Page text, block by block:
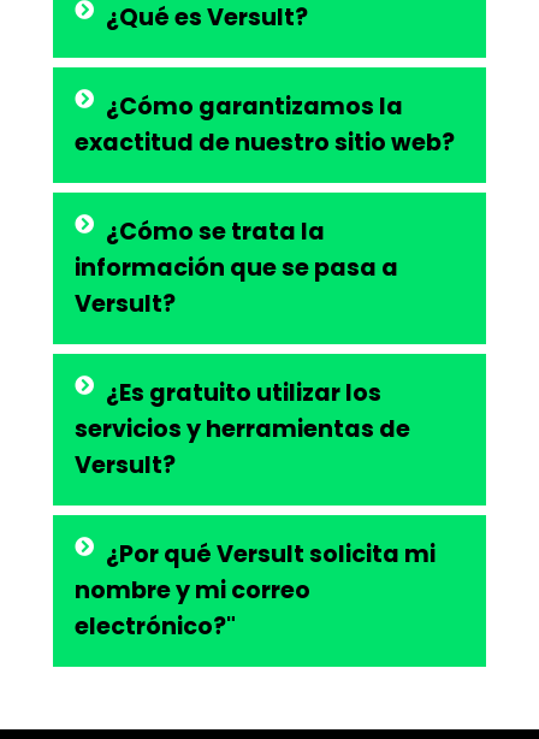
¿Qué es Versult?
¿Cómo garantizamos la
exactitud de nuestro sitio web?
¿Cómo se trata la
información que se pasa a
Versult?
¿Es gratuito utilizar los
servicios y herramientas de
Versult?
¿Por qué Versult solicita mi
nombre y mi correo
electrónico?"